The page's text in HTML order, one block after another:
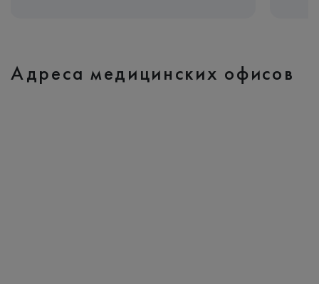
Адреса медицинских офисов